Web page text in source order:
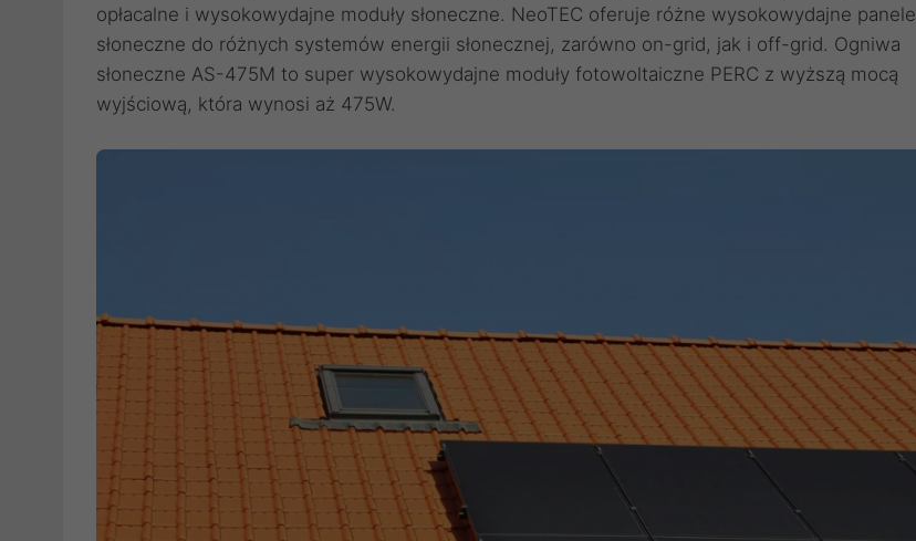
opłacalne i wysokowydajne moduły słoneczne. NeoTEC oferuje różne wysokowydajne panele
słoneczne do różnych systemów energii słonecznej, zarówno on-grid, jak i off-grid. Ogniwa
słoneczne AS-475M to super wysokowydajne moduły fotowoltaiczne PERC z wyższą mocą
wyjściową, która wynosi aż 475W.